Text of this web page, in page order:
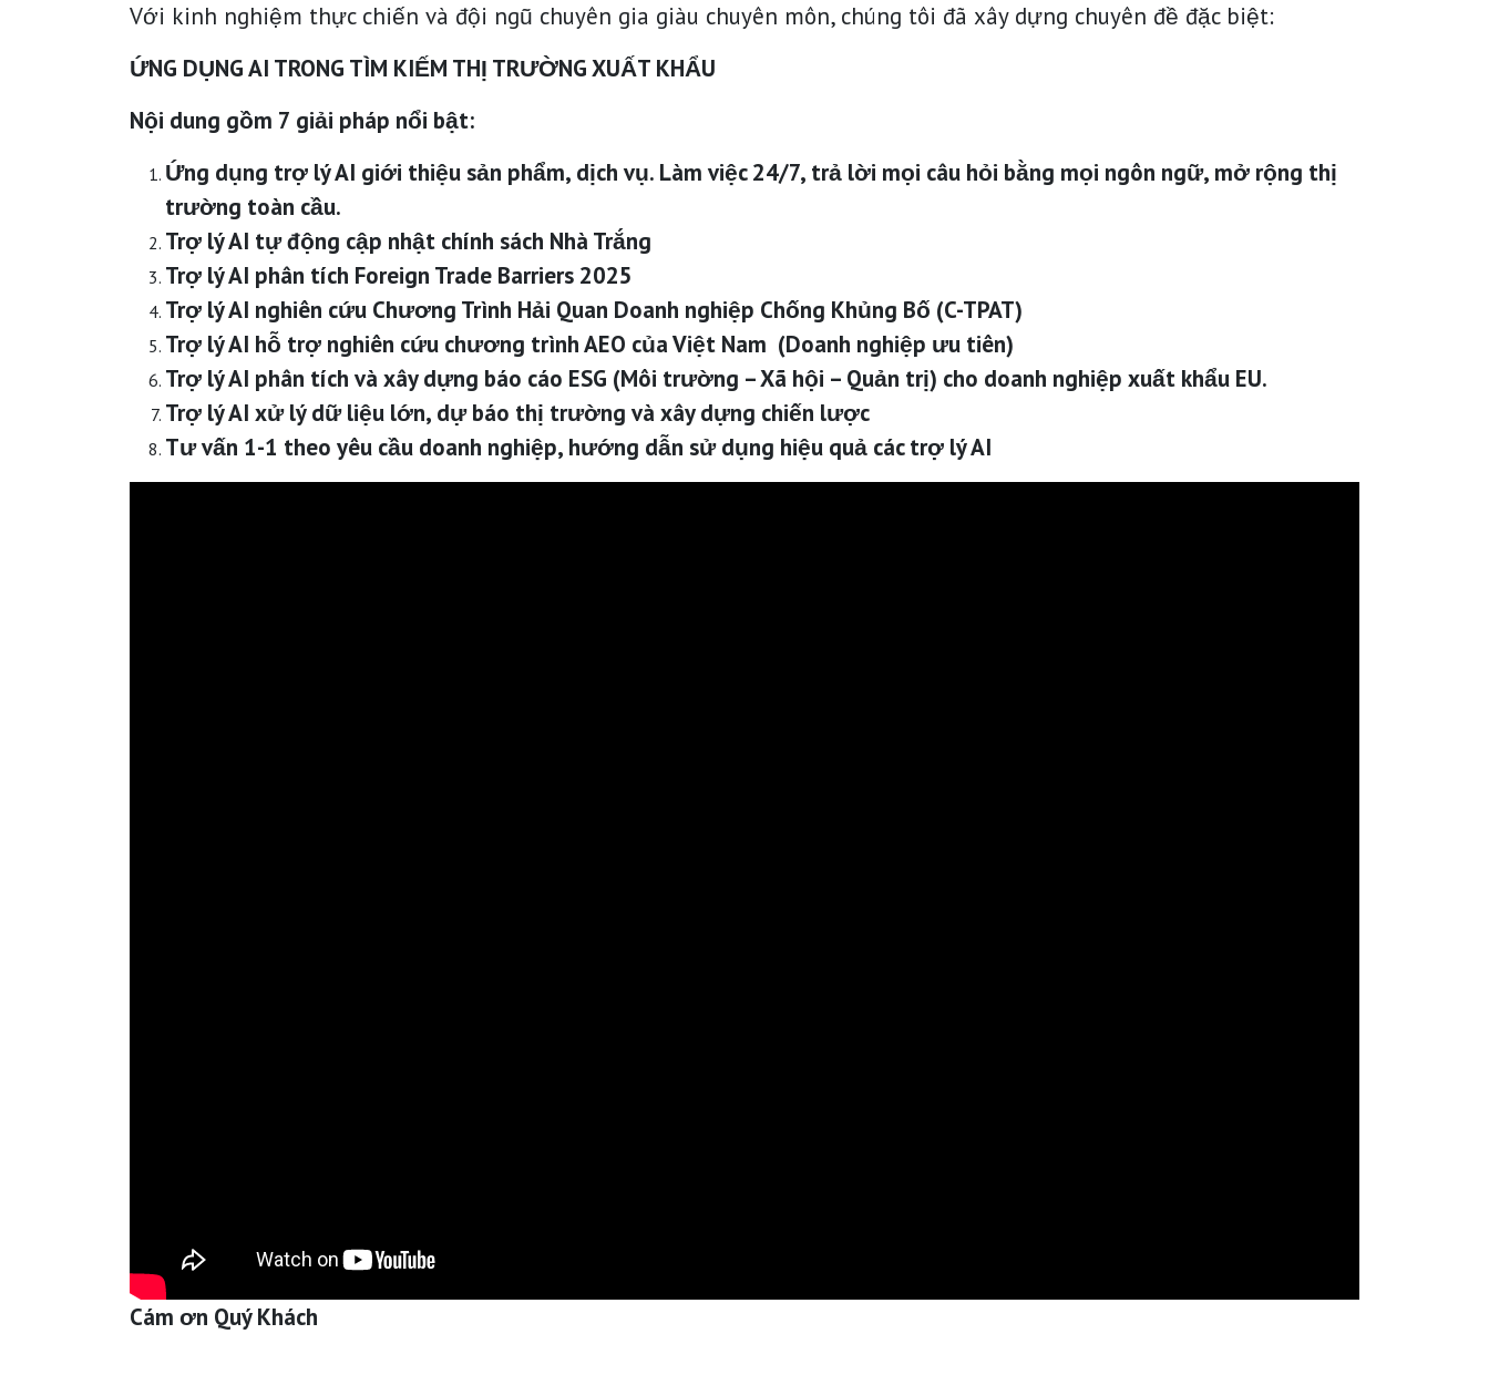
Với kinh nghiệm thực chiến và đội ngũ chuyên gia giàu chuyên môn, chúng tôi đã xây dựng chuyên đề đặc biệt:
ỨNG DỤNG AI TRONG TÌM KIẾM THỊ TRƯỜNG XUẤT KHẨU
Nội dung gồm 7 giải pháp nổi bật:
Ứng dụng trợ lý AI giới thiệu sản phẩm, dịch vụ. Làm việc 24/7, trả lời mọi câu hỏi bằng mọi ngôn ngữ, mở rộng thị
trường toàn cầu.
Trợ lý AI tự động cập nhật chính sách Nhà Trắng
Trợ lý AI phân tích Foreign Trade Barriers 2025
Trợ lý AI nghiên cứu Chương Trình Hải Quan Doanh nghiệp Chống Khủng Bố (C-TPAT)
Trợ lý AI hỗ trợ nghiên cứu chương trình AEO của Việt Nam (Doanh nghiệp ưu tiên)
Trợ lý AI phân tích và xây dựng báo cáo ESG (Môi trường – Xã hội – Quản trị) cho doanh nghiệp xuất khẩu EU.
Trợ lý AI xử lý dữ liệu lớn, dự báo thị trường và xây dựng chiến lược
Tư vấn 1-1 theo yêu cầu doanh nghiệp, hướng dẫn sử dụng hiệu quả các trợ lý AI
Cám ơn Quý Khách